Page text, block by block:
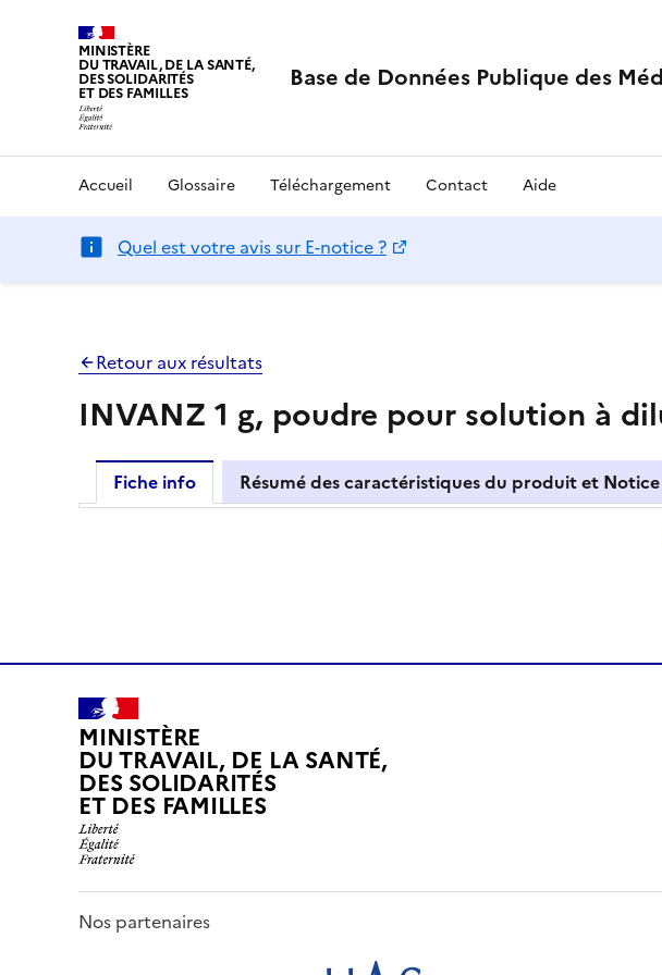
MINISTÈRE
DU TRAVAIL, DE LA SANTÉ,
DES SOLIDARITÉS
ET DES FAMILLES Base de Données Publique des
Accueil Glossaire Téléchargement Contact Aide
Quel est votre avis sur E-notice ?
Retour aux résultats
INVANZ 1 g, poudre pour solution à
Fiche info
Résumé des caractéristiques du produit et Notice
MINISTÈRE
DU TRAVAIL, DE LA SANTÉ,
DES SOLIDARITÉS
ET DES FAMILLES
Nos partenaires